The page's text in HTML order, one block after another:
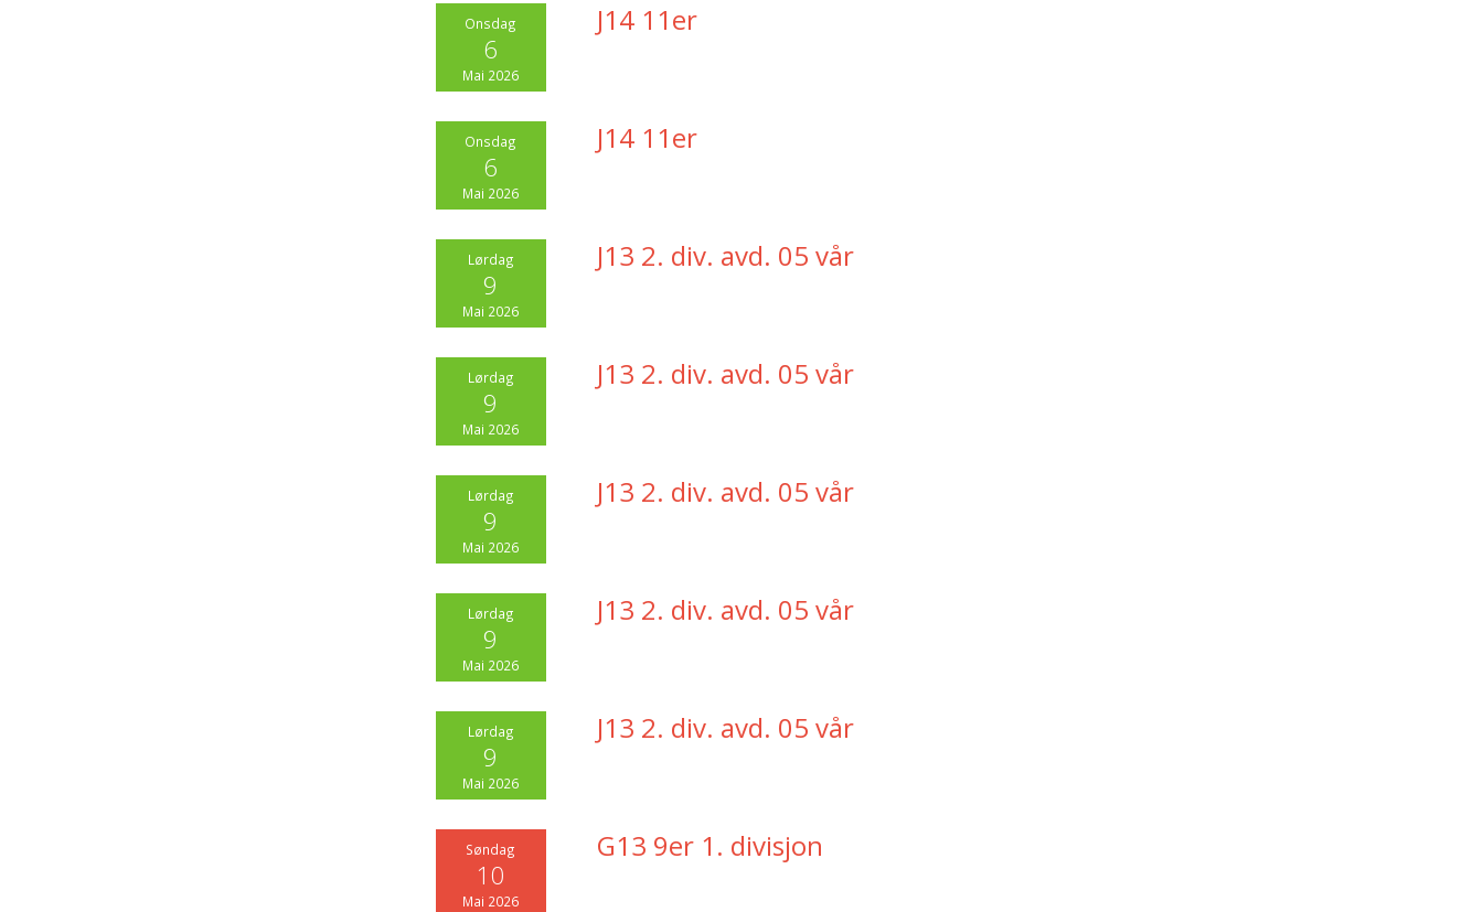
Onsdag
6
Mai 2026
J14 11er
Onsdag
6
Mai 2026
J14 11er
Lørdag
9
Mai 2026
J13 2. div. avd. 05 vår
Lørdag
9
Mai 2026
J13 2. div. avd. 05 vår
Lørdag
9
Mai 2026
J13 2. div. avd. 05 vår
Lørdag
9
Mai 2026
J13 2. div. avd. 05 vår
Lørdag
9
Mai 2026
J13 2. div. avd. 05 vår
Søndag
10
Mai 2026
G13 9er 1. divisjon